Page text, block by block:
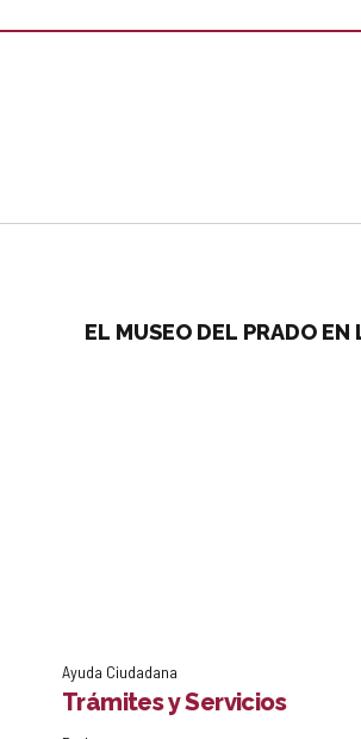
EL MUSEO DEL PRADO
Ayuda Ciudadana
Trámites y Servicios